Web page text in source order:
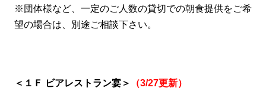
※団体様など、一定のご人数の貸切での朝食提供をご希
望の場合は、別途ご相談下さい。
＜１Ｆ ビアレストラン宴＞ （3/27更新）